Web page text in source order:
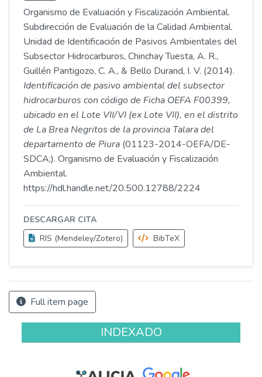
Organismo de Evaluación y Fiscalización Ambiental.
Subdirección de Evaluación de la Calidad Ambiental.
Unidad de Identificación de Pasivos Ambientales del
Subsector Hidrocarburos, Chinchay Tuesta, A. R.,
Guillén Pantigozo, C. A., & Bello Durand, I. V. (2014).
Identificación de pasivo ambiental del subsector
hidrocarburos con código de Ficha OEFA F00399,
ubicado en el Lote VII/VI (ex Lote VII), en el distrito
de La Brea Negritos de la provincia Talara del
departamento de Piura (01123-2014-OEFA/DE-
SDCA;). Organismo de Evaluación y Fiscalización
Ambiental.
https://hdl.handle.net/20.500.12788/2224
DESCARGAR CITA
RIS (Mendeley/Zotero)
BibTeX
Full item page
INDEXADO